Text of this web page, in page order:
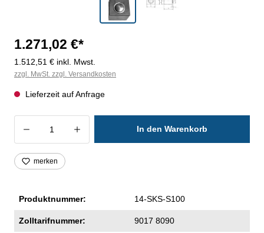
1.271,02 €*
1.512,51 € inkl. Mwst.
zzgl. MwSt. zzgl. Versandkosten
Lieferzeit auf Anfrage
Produkt Anzahl: Gib den gewünschten
In den Warenkorb
merken
Produktnummer: 14-SKS-S100
Zolltarifnummer: 9017 8090